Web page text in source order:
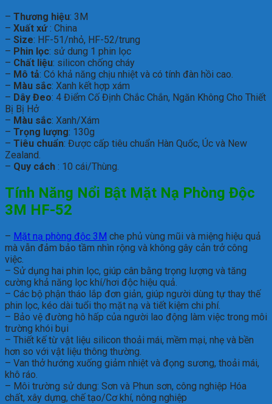
– Thương hiệu: 3M
– Xuất xứ: China
– Size: HF-51/nhỏ, HF-52/trung
– Phin lọc: sử dung 1 phin lọc
– Chất liệu: silicon chống cháy
– Mô tả: Có khả năng chịu nhiệt và có tính đàn hồi cao.
– Màu sắc: Xanh kết hợp xám
– Dây Đeo: 4 Điểm Cố Định Chắc Chắn, Ngăn Không Cho Thiết
Bị Bị Hở
– Màu sắc: Xanh/Xám
– Trọng lượng: 130g
– Tiêu chuẩn: Được cấp tiêu chuẩn Hàn Quốc, Úc và New
Zealand.
– Quy cách : 10 cái/Thùng.
Tính Năng Nổi Bật Mặt Nạ Phòng Độc
3M HF-52
– Mặt nạ phòng độc 3M che phủ vùng mũi và miệng hiệu quả
mà vẫn đảm bảo tầm nhìn rộng và không gây cản trở công
việc.
– Sử dụng hai phin lọc, giúp cân bằng trọng lượng và tăng
cường khả năng lọc khí/hơi độc hiệu quả.
– Các bộ phận tháo lắp đơn giản, giúp người dùng tự thay thế
phin lọc, kéo dài tuổi thọ mặt nạ và tiết kiệm chi phí.
– Bảo vệ đường hô hấp của người lao động làm việc trong môi
trường khói bụi
– Thiết kế từ vật liệu silicon thoải mái, mềm mại, nhẹ và bền
hơn so với vật liệu thông thường.
– Van thở hướng xuống giảm nhiệt và đọng sương, thoải mái,
khô ráo.
– Môi trường sử dung: Sơn và Phun sơn, công nghiệp Hóa
chất, xây dựng, chế tạo/Cơ khí, nông nghiệp